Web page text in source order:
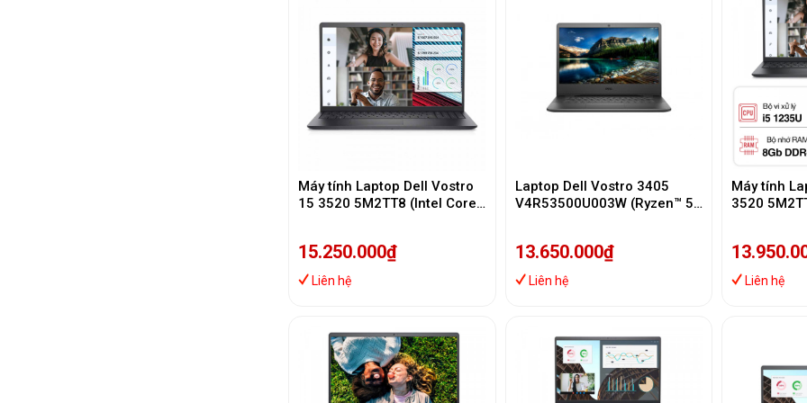
Máy tính Laptop Dell Vostro
15 3520 5M2TT8 (Intel Core
Office | Xám)
15.250.000₫
Liên hệ
Laptop Dell Vostro 3405
V4R53500U003W (Ryzen™ 5-
13.650.000₫
Liên hệ
Máy tính
3520
Grey/1Y)
Liên hệ